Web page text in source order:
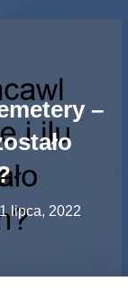
–
lipca, 2022